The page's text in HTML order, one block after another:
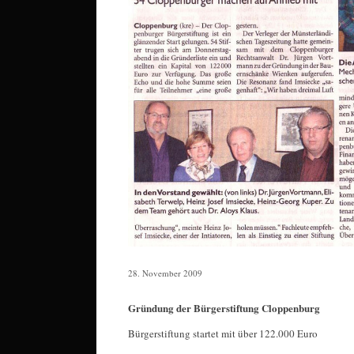
28. November 2009
Gründung der Bürgerstiftung Cloppenburg
Bürgerstiftung startet mit über 122.000 Euro